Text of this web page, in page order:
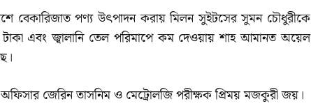
বেকারিজাত পণ্য উৎপাদন করায় মিলন সুইটসের সুমন চৌধুরীকে
এবং জ্বালানি তেল পরিমাপে কম দেওয়ায় শাহ আমানত অয়েল
জেরিন তাসনিম ও মেট্রোলজি পরীক্ষক প্রিময় মজকুরী জয়।